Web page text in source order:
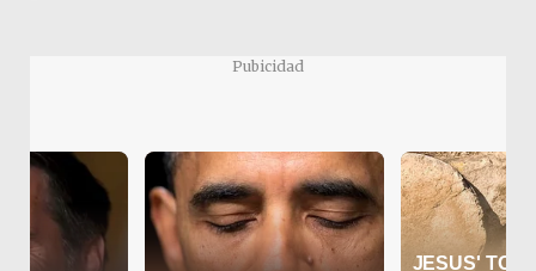
Pubicidad